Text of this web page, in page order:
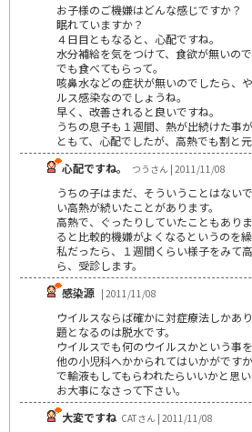
お子様のご機嫌はどんな感じですか？
眠れていますか？
４日目ともなると、心配ですね。
水分補給を気をつけて、食欲が無いの
でも食べてもらって。
咳鼻水などの症状が無いのでしたら、
ルス感染なのでしょうね。
早く、改善されると良いですね。
うちの息子も１週間、熱が出続けた事が
ともて、心配でしたが、高熱でも割と元
心配ですね。
つうさん | 2011/11/08
うちの子はまだ、そういうことはない
い高熱が続いたことがあります。
高熱で、ぐったりしていたこともあり
ると比較的機嫌がよくなるというのを
私だったら、１週間くらい様子をみて
ら、受診します。
感染源 | 2011/11/08
ウイルスならば確かに対症療法しかあ
題となるのは脱水です。
ウイルスでも何のウイルスかという事
他の小児科へかかられてはいかがです
で輸液もしてもらわれたらいいかと思い
お大事になさって下さい。
大変ですね CATさん | 2011/11/08